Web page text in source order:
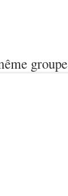
groupe